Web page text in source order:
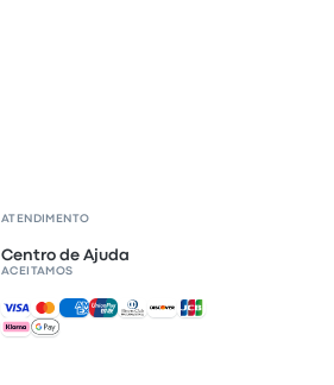
ATENDIMENTO
Centro de Ajuda
ACEITAMOS
Pagamentos aceites